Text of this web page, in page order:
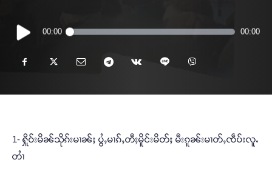
Audio
Player
00:00 00:00
1- ႁိူဝ်းမိၼ်သိုၵ်းမၢၼ်ႈ ပွႆႇမၢၵ်ႇတီႈမိူင်းမိတ်ႈ မီးၵူၼ်းမၢတ်ႇၸဵပ်းလူႉ
တၢႆ